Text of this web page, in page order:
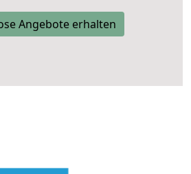
Angebote erhalten